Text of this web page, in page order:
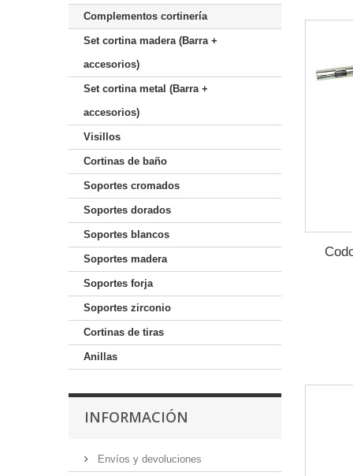
Complementos cortinería
Set cortina madera (Barra +
accesorios)
Set cortina metal (Barra +
accesorios)
Visillos
Cortinas de baño
Soportes cromados
Soportes dorados
Soportes blancos
Soportes madera
Soportes forja
Soportes zirconio
Cortinas de tiras
Anillas
INFORMACIÓN
Envíos y devoluciones